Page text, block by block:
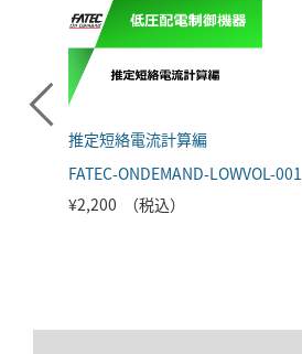
推定短絡電流計算編
FATEC-ONDEMAND-LOWVOL-001
¥2,200 （税込）